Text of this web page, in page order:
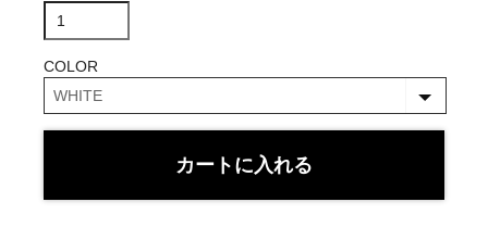
COLOR
カートに入れる